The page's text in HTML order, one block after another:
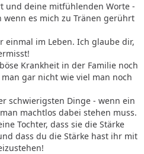
und deine mitfühlenden Worte -
es mich zu Tränen gerührt
einmal im Leben. Ich glaube dir,
Krankheit in der Familie noch
gar nicht wie viel man noch
schwierigsten Dinge - wenn ein
machtlos dabei stehen muss.
Tochter, dass sie die Stärke
dass du die Stärke hast ihr mit